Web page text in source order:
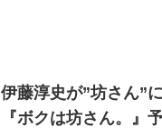
伊藤淳史が”坊さん”
『ボクは坊さん。』